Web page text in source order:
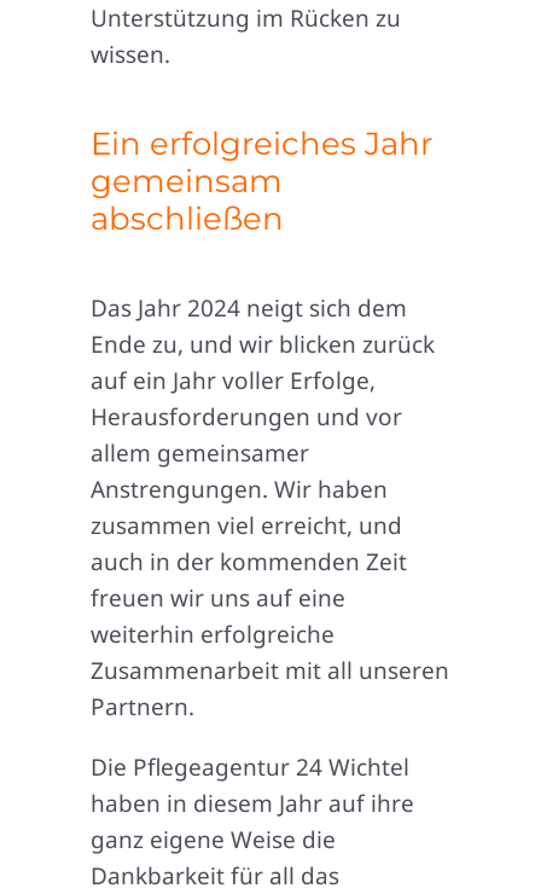
Unterstützung im Rücken zu
wissen.
Ein erfolgreiches Jahr
gemeinsam
abschließen
Das Jahr 2024 neigt sich dem
Ende zu, und wir blicken zurück
auf ein Jahr voller Erfolge,
Herausforderungen und vor
allem gemeinsamer
Anstrengungen. Wir haben
zusammen viel erreicht, und
auch in der kommenden Zeit
freuen wir uns auf eine
weiterhin erfolgreiche
Zusammenarbeit mit all unseren
Partnern.
Die Pflegeagentur 24 Wichtel
haben in diesem Jahr auf ihre
ganz eigene Weise die
Dankbarkeit für all das